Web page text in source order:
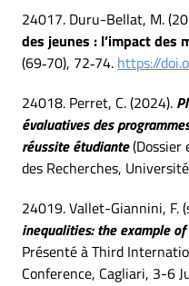
24017. Duru-Bellat, M.
des jeunes : l’impact des
(69‑70), 72‑74. https://
24018. Perret, C. (2024).
évaluatives des
réussite étudiante(Dossier
des Recherches,
24019. Vallet-Giannini, F.
inequalities: the example
Présenté à Third
Conference, Cagliari, 3-6